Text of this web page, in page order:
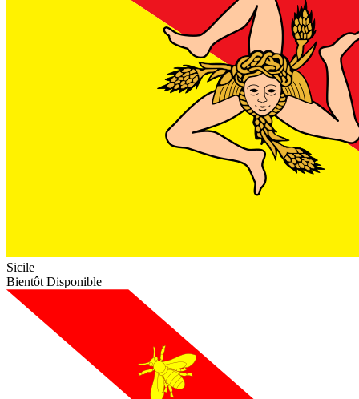
Sicile
Bientôt Disponible